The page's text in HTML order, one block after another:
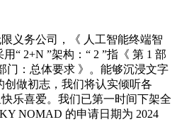
务公司，《 人工智能终端智
“ 2+N ”架构：“ 2 ”指《 第 1 部
门：总体要求 》。能够沉浸文字
创做初志，我们将认实倾听各
乐喜爱。我们已第一时间下架全
NOMAD 的申请日期为 2024